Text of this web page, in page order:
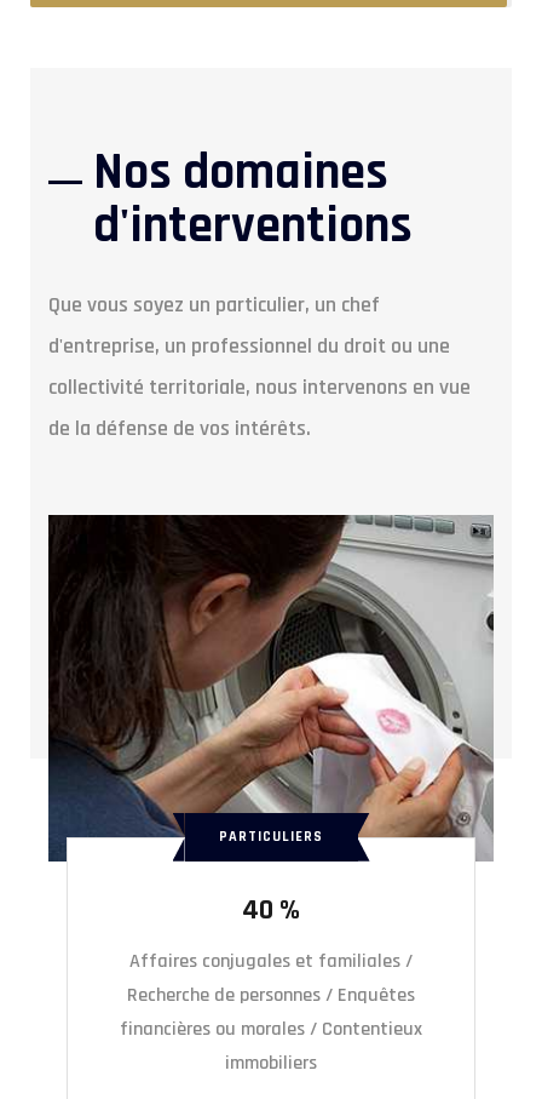
Nos domaines
d'interventions
Que vous soyez un particulier, un chef
d'entreprise, un professionnel du droit ou une
collectivité territoriale, nous intervenons en vue
de la défense de vos intérêts.
PARTICULIERS
40 %
Affaires conjugales et familiales /
Recherche de personnes / Enquêtes
financières ou morales / Contentieux
immobiliers